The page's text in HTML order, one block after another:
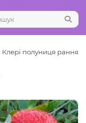
Клері полуниця рання